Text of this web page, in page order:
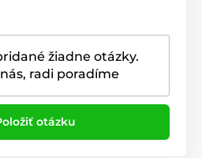
žiadne otázky.
radi poradíme
otázku